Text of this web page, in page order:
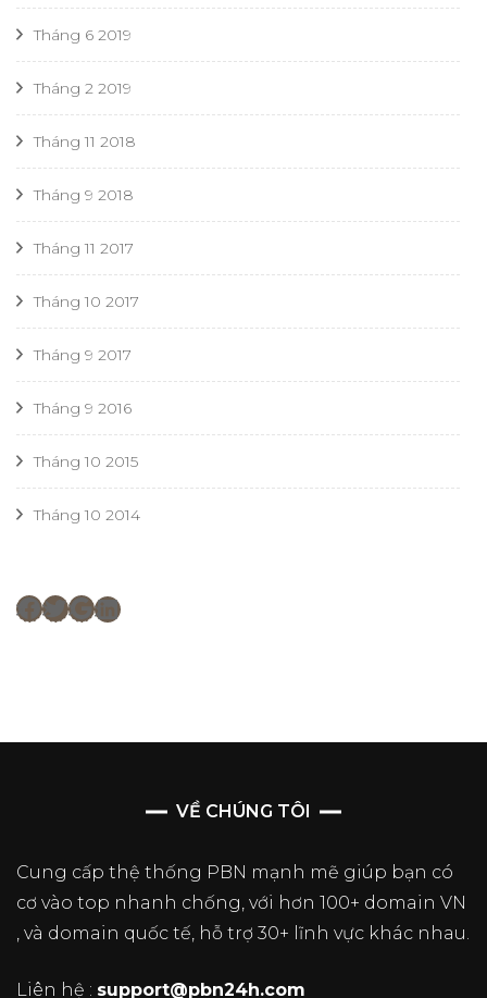
Tháng 6 2019
Tháng 2 2019
Tháng 11 2018
Tháng 9 2018
Tháng 11 2017
Tháng 10 2017
Tháng 9 2017
Tháng 9 2016
Tháng 10 2015
Tháng 10 2014
Facebook
Twitter
Google
LinkedIn
VỀ CHÚNG TÔI
Cung cấp thệ thống PBN mạnh mẽ giúp bạn có
cơ vào top nhanh chống, với hơn 100+ domain VN
, và domain quốc tế, hỗ trợ 30+ lĩnh vực khác nhau.
Liên hệ : support@pbn24h.com